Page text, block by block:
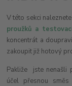
V této sekci
proužků a
koncentrát a
zakoupit již hotový
Pakliže jste nenašli
účel přesnou